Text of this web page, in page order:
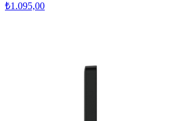
₺1.095,00